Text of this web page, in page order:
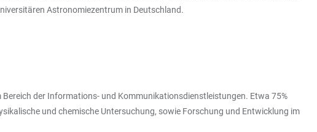
Astronomiezentrum in Deutschland.
der Informations- und Kommunikationsdienstleistungen. Etwa 75%
und chemische Untersuchung, sowie Forschung und Entwicklung im